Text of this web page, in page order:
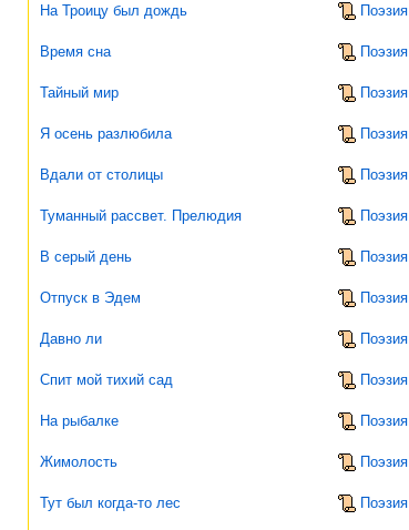
На Троицу был дождь Поэзия
Время сна Поэзия
Тайный мир Поэзия
Я осень разлюбила Поэзия
Вдали от столицы Поэзия
Туманный рассвет. Прелюдия Поэзия
В серый день Поэзия
Отпуск в Эдем Поэзия
Давно ли Поэзия
Спит мой тихий сад Поэзия
На рыбалке Поэзия
Жимолость Поэзия
Тут был когда-то лес Поэзия